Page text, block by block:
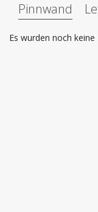
Pinnwand
Es wurden noch